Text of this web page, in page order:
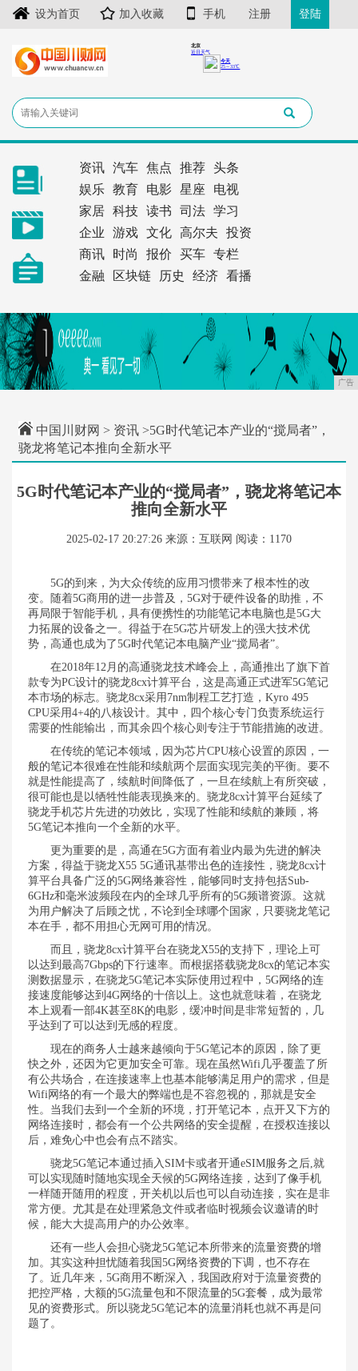
设为首页 加入收藏 手机 注册 登陆
资讯 汽车 焦点 推荐
头条
娱乐
教育 电影 星座
电视
家居
科技 读书 司法
学习
企业
游戏 文化 高尔夫
投资
商讯
时尚 报价 买车
专栏
金融
区块链 历史 经济 看播
广告
中国川财网 > 资讯 >5G时代笔记本产业的“搅局者”，
骁龙将笔记本推向全新水平
5G时代笔记本产业的“搅局者”，骁龙将笔记本
推向全新水平
2025-02-17 20:27:26 来源：互联网 阅读：1170
5G的到来，为大众传统的应用习惯带来了根本性的改
变。随着5G商用的进一步普及，5G对于硬件设备的助推，不
再局限于智能手机，具有便携性的功能笔记本电脑也是5G大
力拓展的设备之一。得益于在5G芯片研发上的强大技术优
势，高通也成为了5G时代笔记本电脑产业“搅局者”。
在2018年12月的高通骁龙技术峰会上，高通推出了旗下首
款专为PC设计的骁龙8cx计算平台，这是高通正式进军5G笔记
本市场的标志。骁龙8cx采用7nm制程工艺打造，Kyro 495
CPU采用4+4的八核设计。其中，四个核心专门负责系统运行
需要的性能输出，而其余四个核心则专注于节能措施的改进。
在传统的笔记本领域，因为芯片CPU核心设置的原因，一
般的笔记本很难在性能和续航两个层面实现完美的平衡。要不
就是性能提高了，续航时间降低了，一旦在续航上有所突破，
很可能也是以牺牲性能表现换来的。骁龙8cx计算平台延续了
骁龙手机芯片先进的功效比，实现了性能和续航的兼顾，将
5G笔记本推向一个全新的水平。
更为重要的是，高通在5G方面有着业内最为先进的解决
方案，得益于骁龙X55 5G通讯基带出色的连接性，骁龙8cx计
算平台具备广泛的5G网络兼容性，能够同时支持包括Sub-
6GHz和毫米波频段在内的全球几乎所有的5G频谱资源。这就
为用户解决了后顾之忧，不论到全球哪个国家，只要骁龙笔记
本在手，都不用担心无网可用的情况。
而且，骁龙8cx计算平台在骁龙X55的支持下，理论上可
以达到最高7Gbps的下行速率。而根据搭载骁龙8cx的笔记本实
测数据显示，在骁龙5G笔记本实际使用过程中，5G网络的连
接速度能够达到4G网络的十倍以上。这也就意味着，在骁龙
本上观看一部4K甚至8K的电影，缓冲时间是非常短暂的，几
乎达到了可以达到无感的程度。
现在的商务人士越来越倾向于5G笔记本的原因，除了更
快之外，还因为它更加安全可靠。现在虽然Wifi几乎覆盖了所
有公共场合，在连接速率上也基本能够满足用户的需求，但是
Wifi网络的有一个最大的弊端也是不容忽视的，那就是安全
性。当我们去到一个全新的环境，打开笔记本，点开又下方的
网络连接时，都会有一个公共网络的安全提醒，在授权连接以
后，难免心中也会有点不踏实。
骁龙5G笔记本通过插入SIM卡或者开通eSIM服务之后,就
可以实现随时随地实现全天候的5G网络连接，达到了像手机
一样随开随用的程度，开关机以后也可以自动连接，实在是非
常方便。尤其是在处理紧急文件或者临时视频会议邀请的时
候，能大大提高用户的办公效率。
还有一些人会担心骁龙5G笔记本所带来的流量资费的增
加。其实这种担忧随着我国5G网络资费的下调，也不存在
了。近几年来，5G商用不断深入，我国政府对于流量资费的
把控严格，大额的5G流量包和不限流量的5G套餐，成为最常
见的资费形式。所以骁龙5G笔记本的流量消耗也就不再是问
题了。